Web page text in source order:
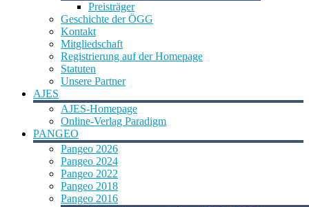
Preisträger
Geschichte der ÖGG
Kontakt
Mitgliedschaft
Registrierung auf der Homepage
Statuten
Unsere Partner
AJES
AJES-Homepage
Online-Verlag Paradigm
PANGEO
Pangeo 2026
Pangeo 2024
Pangeo 2022
Pangeo 2018
Pangeo 2016